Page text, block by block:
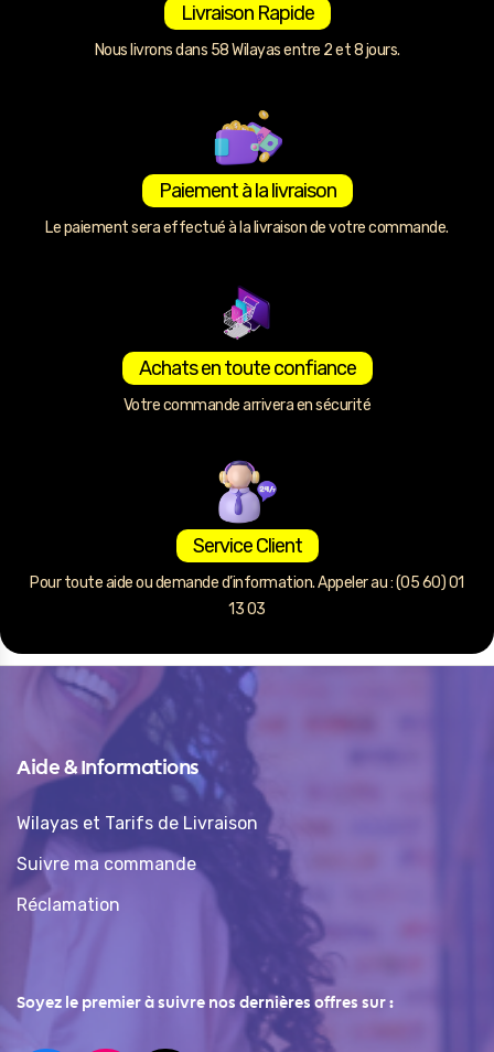
Livraison Rapide
Nous livrons dans 58 Wilayas entre 2 et 8 jours.
Paiement à la livraison
Le paiement sera effectué à la livraison de votre commande.
Achats en toute confiance
Votre commande arrivera en sécurité
Service Client
Pour toute aide ou demande d’information. Appeler au : (05 60) 01
13 03
Aide & Informations
Wilayas et Tarifs de Livraison
Suivre ma commande
Réclamation
Soyez le premier à suivre nos dernières offres sur :